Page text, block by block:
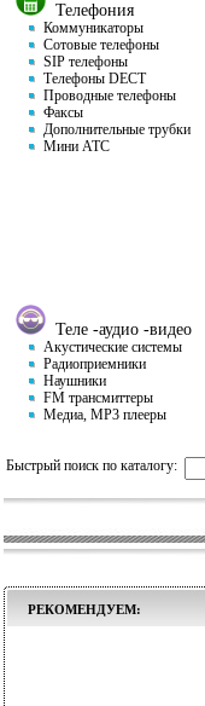
Телефония
Коммуникаторы
Сотовые телефоны
SIP телефоны
Телефоны DECT
Проводные телефоны
Факсы
Дополнительные трубки
Мини АТС
Теле -аудио -видео
Акустические системы
Радиоприемники
Наушники
FM трансмиттеры
Медиа, MP3 плееры
Быстрый поиск по каталогу:
РЕКОМЕНДУЕМ: